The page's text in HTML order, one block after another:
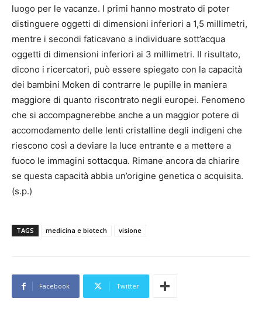
luogo per le vacanze. I primi hanno mostrato di poter
distinguere oggetti di dimensioni inferiori a 1,5 millimetri,
mentre i secondi faticavano a individuare sott’acqua
oggetti di dimensioni inferiori ai 3 millimetri. Il risultato,
dicono i ricercatori, può essere spiegato con la capacità
dei bambini Moken di contrarre le pupille in maniera
maggiore di quanto riscontrato negli europei. Fenomeno
che si accompagnerebbe anche a un maggior potere di
accomodamento delle lenti cristalline degli indigeni che
riescono così a deviare la luce entrante e a mettere a
fuoco le immagini sottacqua. Rimane ancora da chiarire
se questa capacità abbia un’origine genetica o acquisita.
(s.p.)
TAGS medicina e biotech visione
Facebook Twitter